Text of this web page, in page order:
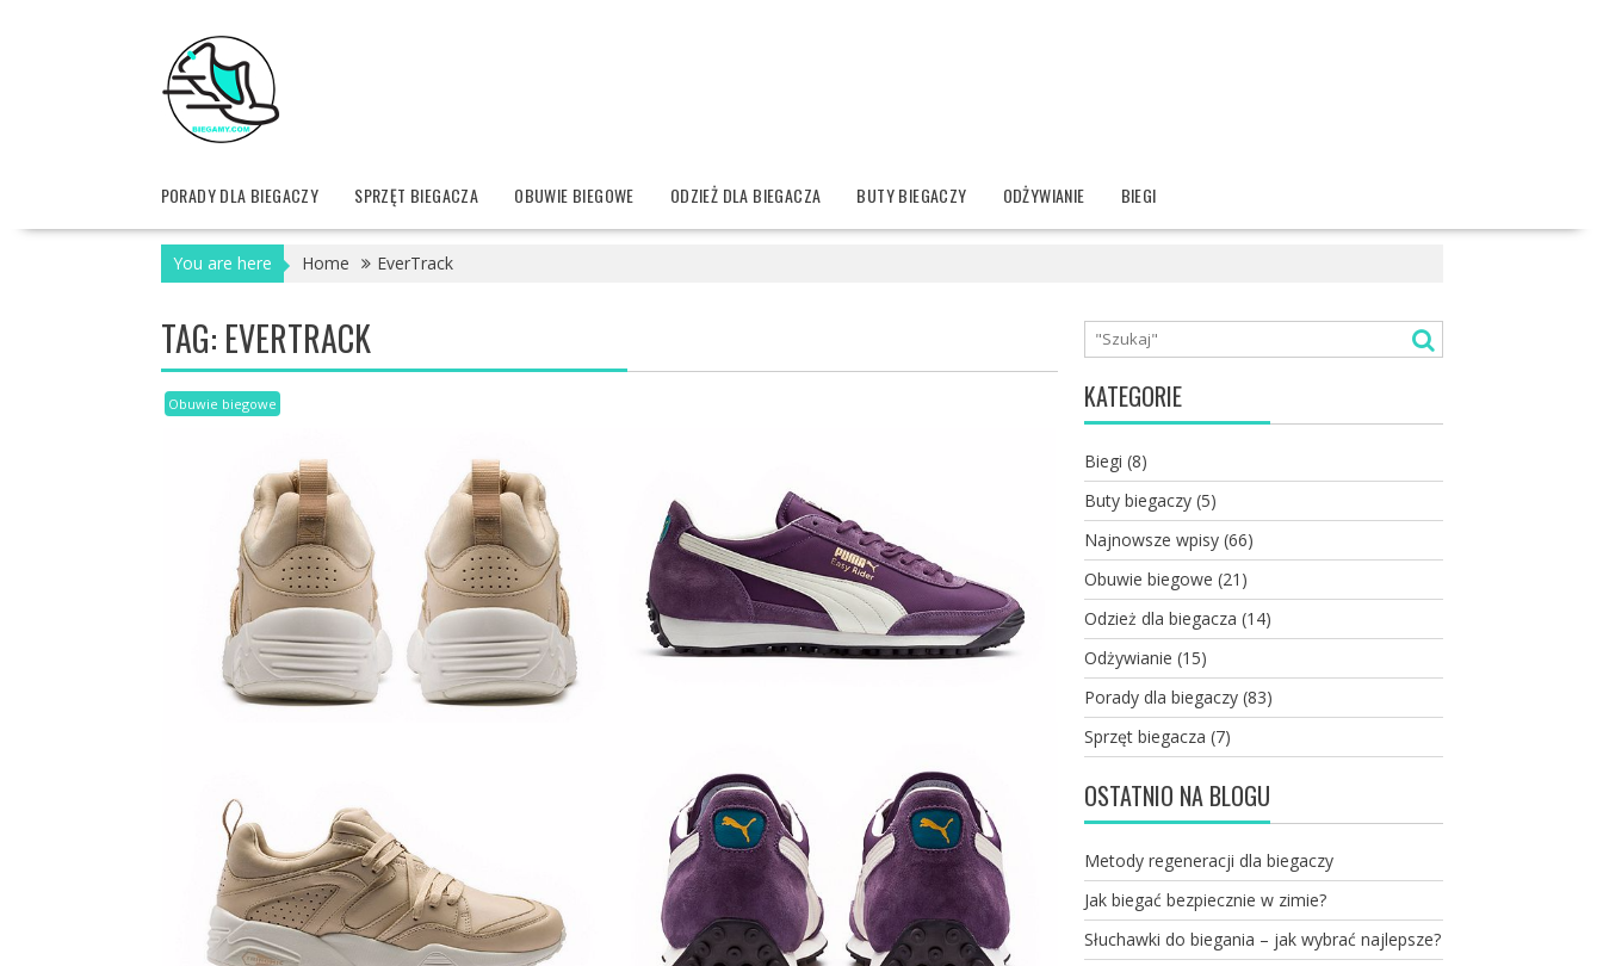
PORADY DLA BIEGACZY SPRZĘT BIEGACZA OBUWIE BIEGOWE ODZIEŻ DLA BIEGACZA BUTY BIEGACZY ODŻYWIANIE BIEGI
You are here Home EverTrack
TAG: EVERTRACK
Obuwie biegowe KATEGORIE
Biegi (8)
Buty biegaczy(5)
Najnowsze wpisy(66)
Obuwie biegowe (21)
Odzież dla biegacza (14)
Odżywianie (15)
Porady dla biegaczy(83)
Sprzęt biegacza (7)
OSTATNIO NA BLOGU
Metody regeneracji dla biegaczy
Jak biegać bezpiecznie w zimie?
Słuchawki do biegania – jak wybrać najlepsze?